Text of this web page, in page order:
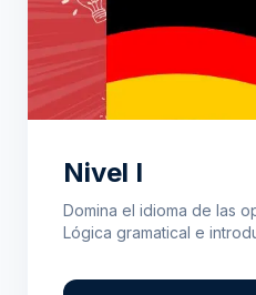
Nivel I
Domina el idioma de las
Lógica gramatical e